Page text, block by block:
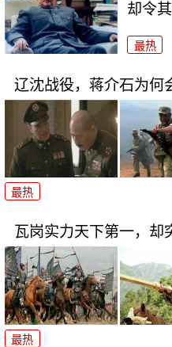
却令
最热
辽沈战役，蒋介石为何
最热
瓦岗实力天下第一，却
最热